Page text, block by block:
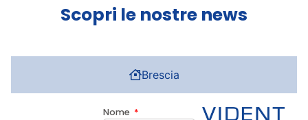
Scopri le nostre news
Brescia
Nome